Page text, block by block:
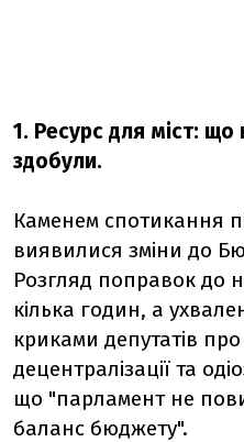
1. Ресурс для міст:
здобули.
Каменем спотикання
виявилися зміни до
Розгляд поправок до
кілька годин, а
криками депутатів
децентралізації та
що "парламент не
баланс бюджету".